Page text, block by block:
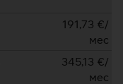
191,73 €/
мес
345,13 €/
мес